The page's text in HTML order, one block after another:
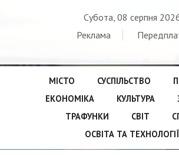
Субота, 08 серпня
Реклама
МІСТО СУСПІЛЬСТВО
ЕКОНОМІКА
КУЛЬТУРА
ТРАФУНКИ
СВІТ
ОСВІТА ТА ТЕХНОЛОГІЇ